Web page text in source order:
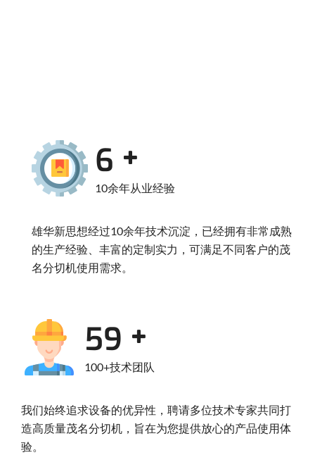
10
10余年从业经验
雄华新思想经过10余年技术沉淀，已经拥有非常成熟
的生产经验、丰富的定制实力，可满足不同客户的茂
名分切机使用需求。
95
100+技术团队
我们始终追求设备的优异性，聘请多位技术专家共同打
造高质量茂名分切机，旨在为您提供放心的产品使用体
验。